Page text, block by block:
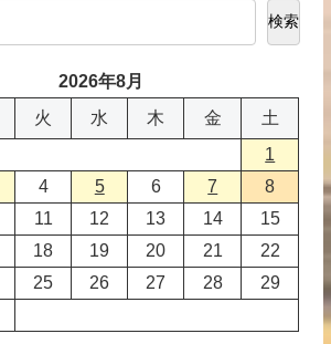
検索
2026年8月
火 水 木 金
土
1
4 5 6 7
8
11 12 13 14
15
18 19 20 21
22
25 26 27 28
29